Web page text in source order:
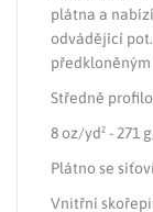
plátna a
odvádějící
Středně
8 oz/yd² - 271
Plátno se
Vnitřní